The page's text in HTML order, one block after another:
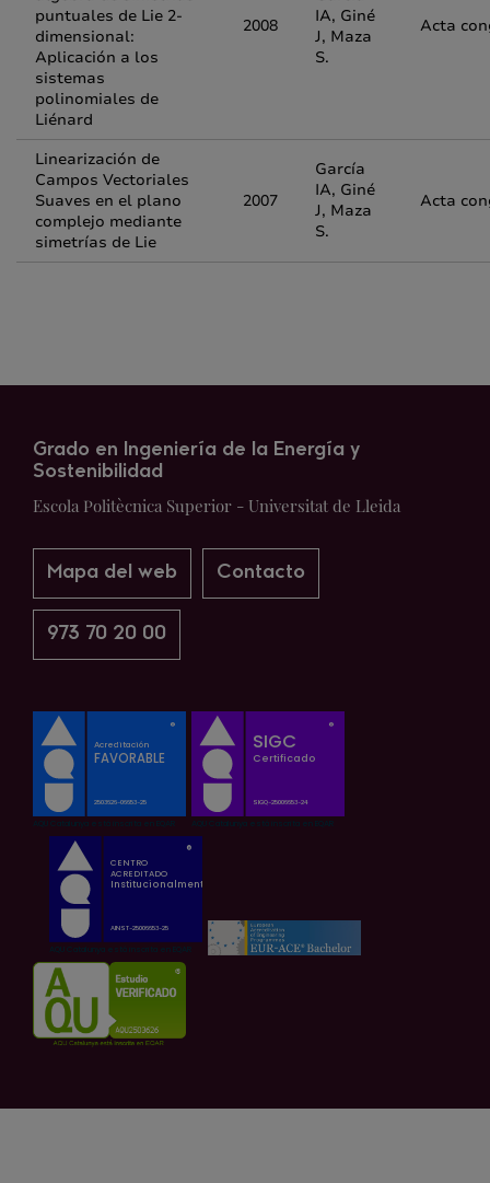
puntuales de Lie 2-
dimensional:
Aplicación a los
sistemas
polinomiales de
Liénard
2008
IA, Giné
J, Maza
S.
Acta
Linearización de
Campos Vectoriales
Suaves en el plano
complejo mediante
simetrías de Lie
2007
García
IA, Giné
J, Maza
S.
Acta
Grado en Ingeniería de la Energía y
Sostenibilidad
Escola Politècnica Superior - Universitat de Lleida
Mapa del web Contacto
973 70 20 00